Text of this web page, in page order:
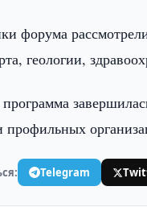
форума
геологии,
профильных
Telegram